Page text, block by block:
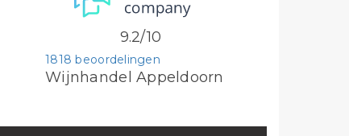
Wijnhandel Appeldoorn
1818 beoordelingen
9.2/10